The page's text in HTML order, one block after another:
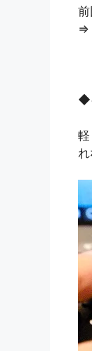
◆